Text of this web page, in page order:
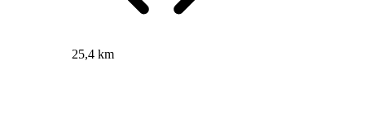
25,4 km